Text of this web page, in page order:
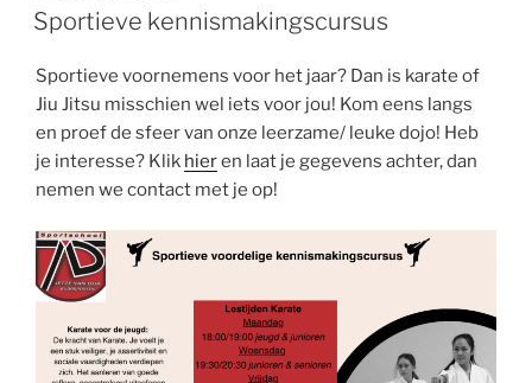
OP
Sportieve kennismakingscursus
Sportieve voornemens voor het jaar? Dan is karate of
Jiu Jitsu misschien wel iets voor jou! Kom eens langs
en proef de sfeer van onze leerzame/ leuke dojo! Heb
je interesse? Klik hieren laat je gegevens achter, dan
nemen we contact met je op!